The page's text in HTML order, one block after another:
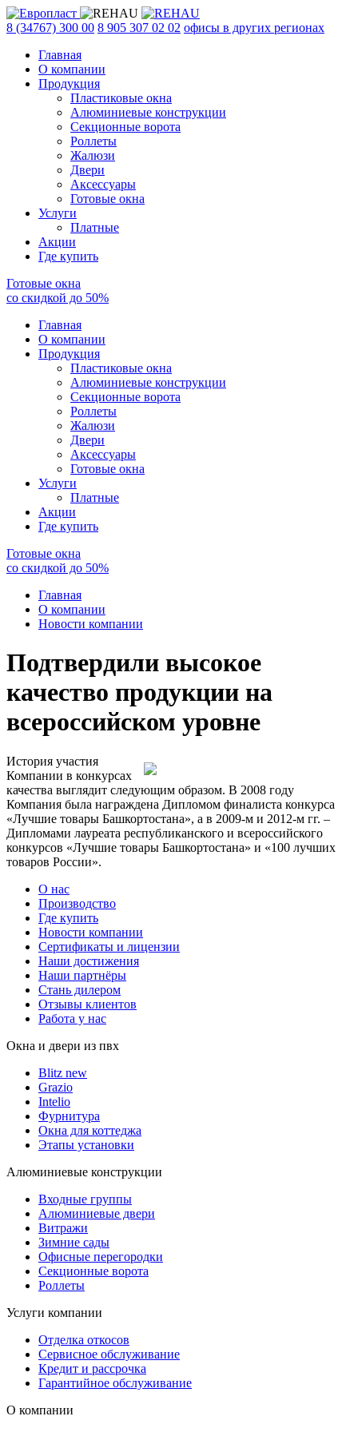
8 (34767) 300 00 8 905 307 02 02 офисы в других регионах
Главная
О компании
Продукция
Пластиковые окна
Алюминиевые конструкции
Секционные ворота
Роллеты
Жалюзи
Двери
Аксессуары
Готовые окна
Услуги
Платные
Акции
Где купить
Готовые окна
со скидкой до 50%
Главная
О компании
Продукция
Пластиковые окна
Алюминиевые конструкции
Секционные ворота
Роллеты
Жалюзи
Двери
Аксессуары
Готовые окна
Услуги
Платные
Акции
Где купить
Готовые окна
со скидкой до 50%
Главная
О компании
Новости компании
Подтвердили высокое
качество продукции на
всероссийском уровне
История участия
Компании в конкурсах
качества выглядит следующим образом. В 2008 году
Компания была награждена Дипломом финалиста конкурса
«Лучшие товары Башкортостана», а в 2009-м и 2012-м гг. –
Дипломами лауреата республиканского и всероссийского
конкурсов «Лучшие товары Башкортостана» и «100 лучших
товаров России».
О нас
Производство
Где купить
Новости компании
Сертификаты и лицензии
Наши достижения
Наши партнёры
Стань дилером
Отзывы клиентов
Работа у нас
Окна и двери из пвх
Blitz new
Grazio
Intelio
Фурнитура
Окна для коттеджа
Этапы установки
Алюминиевые конструкции
Входные группы
Алюминиевые двери
Витражи
Зимние сады
Офисные перегородки
Секционные ворота
Роллеты
Услуги компании
Отделка откосов
Сервисное обслуживание
Кредит и рассрочка
Гарантийное обслуживание
О компании